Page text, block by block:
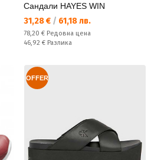
Сандали HAYES WIN
Текуща цена:
31,28 € / 61,18 лв.
Редовна цена:
78,20 € Редовна цена
Спестявате:
46,92 € Разлика
OFFER